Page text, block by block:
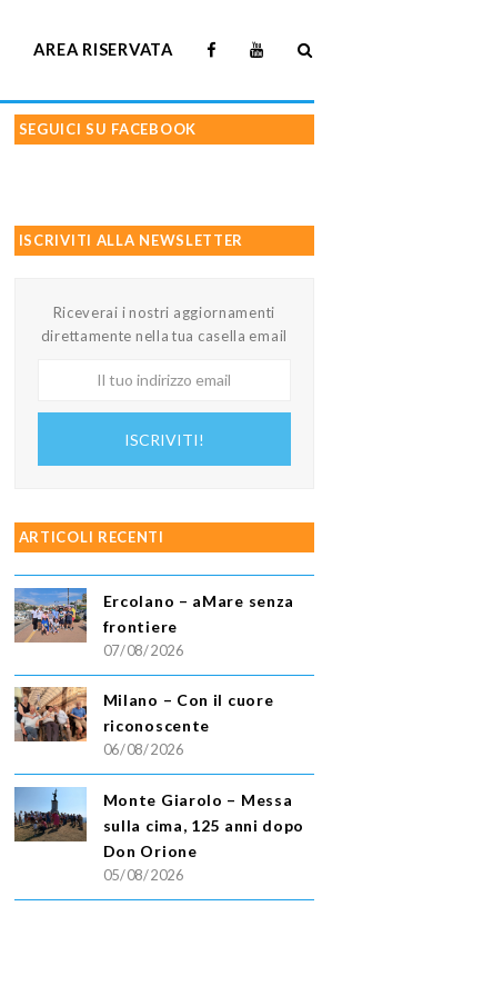
AREA RISERVATA
SEGUICI SU FACEBOOK
ISCRIVITI ALLA NEWSLETTER
Riceverai i nostri aggiornamenti
direttamente nella tua casella email
ISCRIVITI!
ARTICOLI RECENTI
Ercolano – aMare senza
frontiere
07/08/2026
Milano – Con il cuore
riconoscente
06/08/2026
Monte Giarolo – Messa
sulla cima, 125 anni dopo
Don Orione
05/08/2026